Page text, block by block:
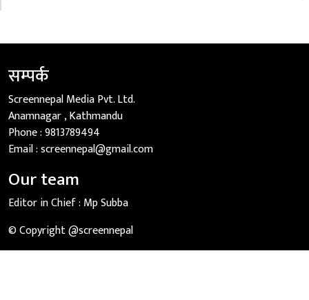
सम्पर्क
Screennepal Media Pvt. Ltd.
Anamnagar , Kathmandu
Phone :9813789494
Email :screennepal@gmail.com
Our team
Editor in Chief : Mp Subba
© Copyright @screennepal